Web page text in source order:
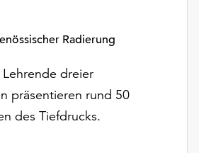
Radierung
dreier
präsentieren rund 50
des Tiefdrucks.